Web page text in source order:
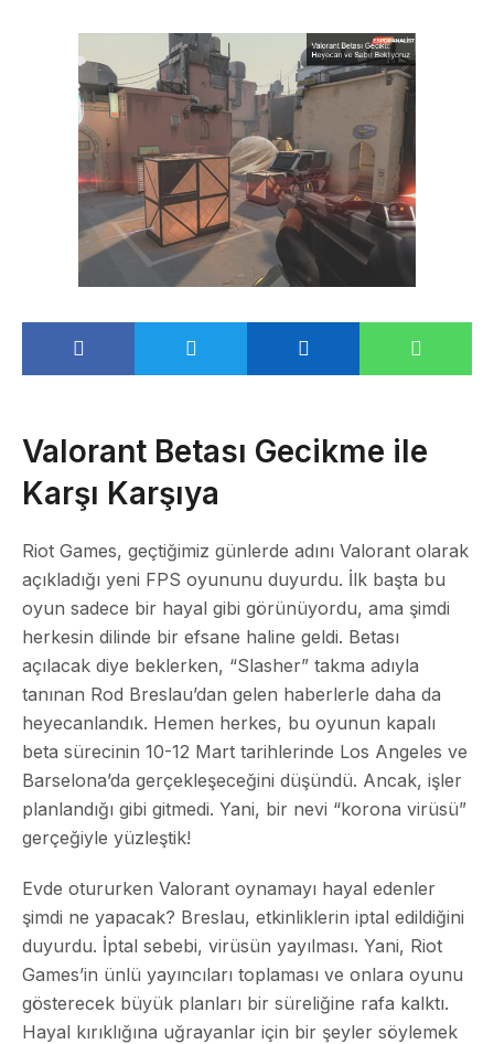
Valorant Betası Gecikme ile
Karşı Karşıya
Riot Games, geçtiğimiz günlerde adını Valorant olarak
açıkladığı yeni FPS oyununu duyurdu. İlk başta bu
oyun sadece bir hayal gibi görünüyordu, ama şimdi
herkesin dilinde bir efsane haline geldi. Betası
açılacak diye beklerken, “Slasher” takma adıyla
tanınan Rod Breslau’dan gelen haberlerle daha da
heyecanlandık. Hemen herkes, bu oyunun kapalı
beta sürecinin 10-12 Mart tarihlerinde Los Angeles ve
Barselona’da gerçekleşeceğini düşündü. Ancak, işler
planlandığı gibi gitmedi. Yani, bir nevi “korona virüsü”
gerçeğiyle yüzleştik!
Evde otururken Valorant oynamayı hayal edenler
şimdi ne yapacak? Breslau, etkinliklerin iptal edildiğini
duyurdu. İptal sebebi, virüsün yayılması. Yani, Riot
Games’in ünlü yayıncıları toplaması ve onlara oyunu
gösterecek büyük planları bir süreliğine rafa kalktı.
Hayal kırıklığına uğrayanlar için bir şeyler söylemek